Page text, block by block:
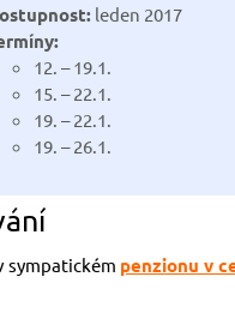
leden 2017
12. – 19.1.
15. – 22.1.
19. – 22.1.
19. – 26.1.
sympatickém penzionu v